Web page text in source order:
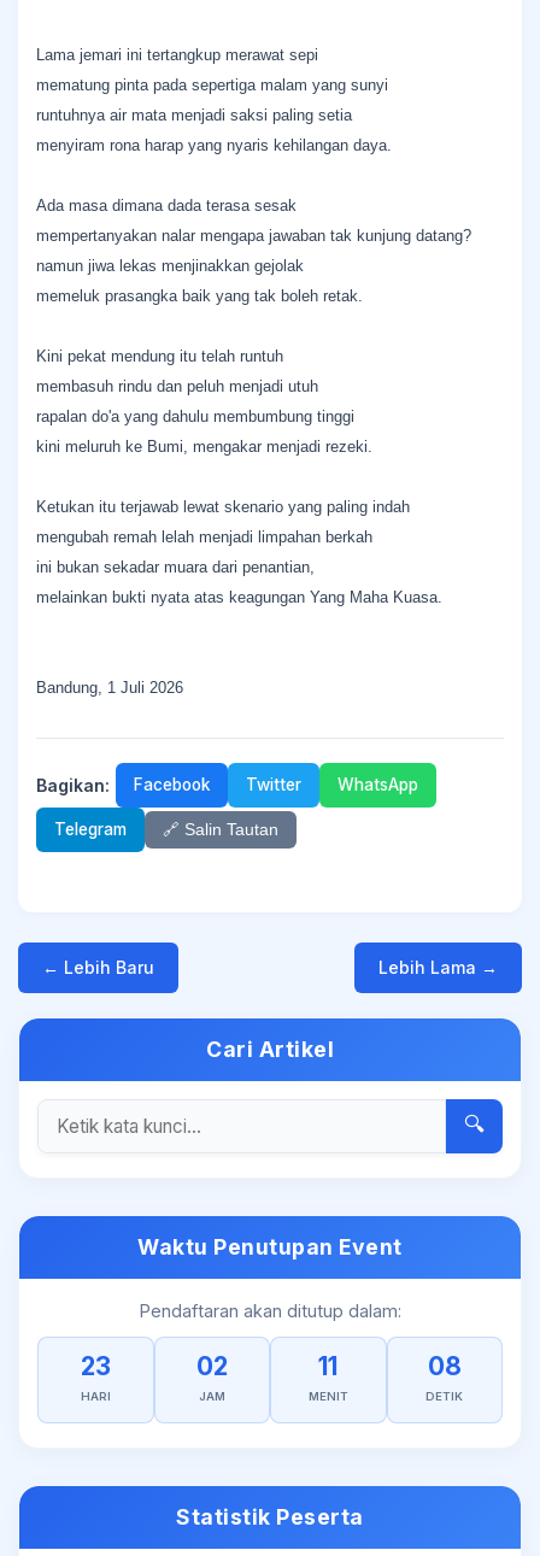
Lama jemari ini tertangkup merawat sepi
mematung pinta pada sepertiga malam yang sunyi
runtuhnya air mata menjadi saksi paling setia
menyiram rona harap yang nyaris kehilangan daya.
Ada masa dimana dada terasa sesak
mempertanyakan nalar mengapa jawaban tak kunjung datang?
namun jiwa lekas menjinakkan gejolak
memeluk prasangka baik yang tak boleh retak.
Kini pekat mendung itu telah runtuh
membasuh rindu dan peluh menjadi utuh
rapalan do'a yang dahulu membumbung tinggi
kini meluruh ke Bumi, mengakar menjadi rezeki.
Ketukan itu terjawab lewat skenario yang paling indah
mengubah remah lelah menjadi limpahan berkah
ini bukan sekadar muara dari penantian,
melainkan bukti nyata atas keagungan Yang Maha Kuasa.
Bandung, 1 Juli 2026
Bagikan: Facebook Twitter WhatsApp
Telegram 🔗 Salin Tautan
← Lebih Baru Lebih Lama →
Cari Artikel
🔍
Waktu Penutupan Event
Pendaftaran akan ditutup dalam:
23
HARI
02
JAM
11
MENIT
08
DETIK
Statistik Peserta